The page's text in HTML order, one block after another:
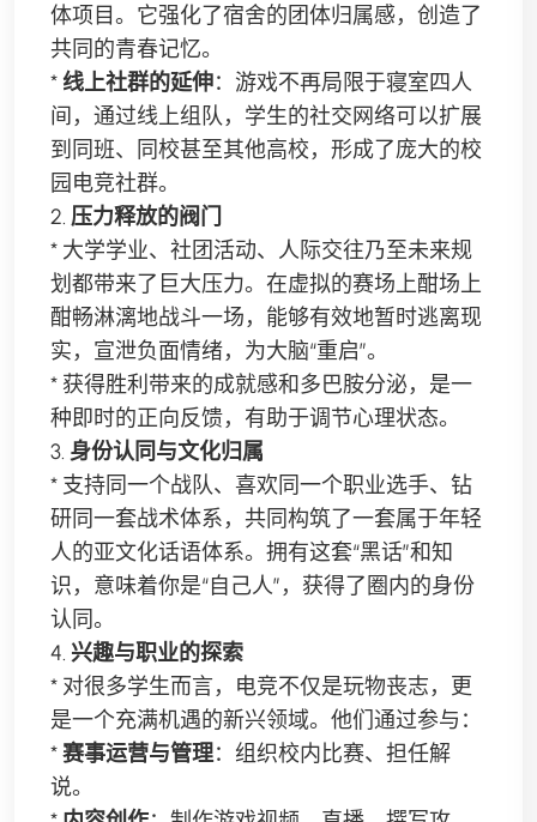
体项目。它强化了宿舍的团体归属感，创造了
共同的青春记忆。
*线上社群的延伸：游戏不再局限于寝室四人
间，通过线上组队，学生的社交网络可以扩展
到同班、同校甚至其他高校，形成了庞大的校
园电竞社群。
2. 压力释放的阀门
* 大学学业、社团活动、人际交往乃至未来规
划都带来了巨大压力。在虚拟的赛场上酣场上
酣畅淋漓地战斗一场，能够有效地暂时逃离现
实，宣泄负面情绪，为大脑“重启”。
* 获得胜利带来的成就感和多巴胺分泌，是一
种即时的正向反馈，有助于调节心理状态。
3. 身份认同与文化归属
* 支持同一个战队、喜欢同一个职业选手、钻
研同一套战术体系，共同构筑了一套属于年轻
人的亚文化话语体系。拥有这套“黑话”和知
识，意味着你是“自己人”，获得了圈内的身份
认同。
4. 兴趣与职业的探索
* 对很多学生而言，电竞不仅是玩物丧志，更
是一个充满机遇的新兴领域。他们通过参与：
*赛事运营与管理：组织校内比赛、担任解
说。